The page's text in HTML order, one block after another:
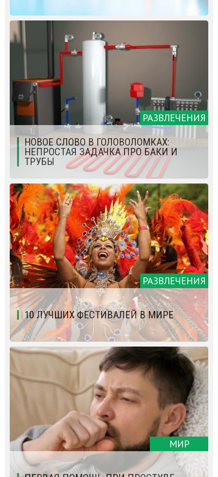
РАЗВЛЕЧЕНИЯ
НОВОЕ СЛОВО В ГОЛОВОЛОМКАХ:
НЕПРОСТАЯ ЗАДАЧКА ПРО БАКИ И
ТРУБЫ
РАЗВЛЕЧЕНИЯ
10 ЛУЧШИХ ФЕСТИВАЛЕЙ В МИРЕ
МИР